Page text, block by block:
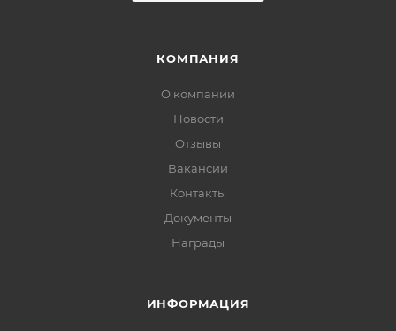
КОМПАНИЯ
О компании
Новости
Отзывы
Вакансии
Контакты
Документы
Награды
ИНФОРМАЦИЯ